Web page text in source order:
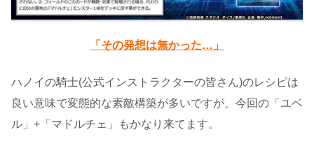
「その発想は無かった…」
ハノイの騎士(公式インストラクターの皆さん)のレシピは
良い意味で変態的な素敵構築が多いですが、今回の「ユベ
ル」+「マドルチェ」もかなり来てます。